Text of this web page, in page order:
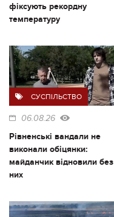
фіксують рекордну
температуру
СУСПІЛЬСТВО
06.08.26
Рівненські вандали не
виконали обіцянки:
майданчик відновили без
них